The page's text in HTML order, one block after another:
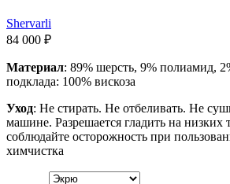
Shervarli
84 000 ₽
Материал: 89% шерсть, 9% полиамид,
подклада: 100% вискоза
Уход: Не стирать. Не отбеливать. Не
машине. Разрешается гладить на низких
соблюдайте осторожность при
химчистка